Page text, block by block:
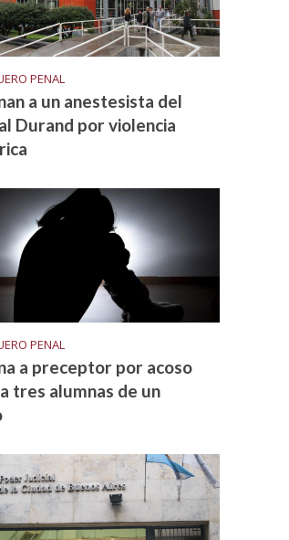
PENAL
a un anestesista del
Durand por violencia
PENAL
a preceptor por acoso
tres alumnas de un